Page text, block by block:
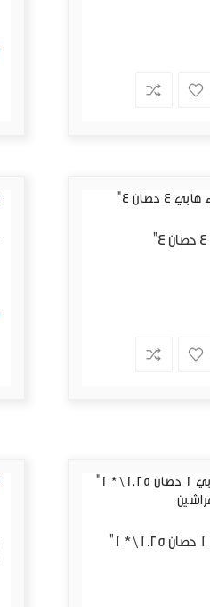
مضخة ماء هابي 1 حصان 1.25\ * 1"